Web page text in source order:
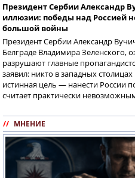
Президент Сербии Александр
иллюзии: победы над Россией
большой войны
Президент Сербии Александр
Белграде Владимира Зеленского,
разрушают главные
заявил: никто в западных
истинная цель — нанести России
считает практически
// МНЕНИЕ